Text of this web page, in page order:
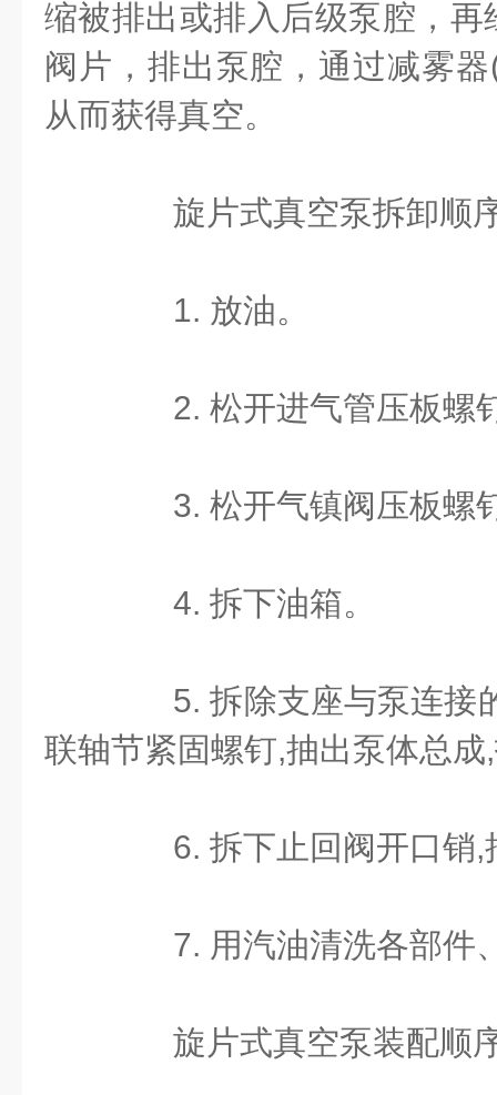
缩被排出或排入后级泵腔，
阀片，排出泵腔，通过减雾
从而获得真空。
旋片式真空泵拆卸顺
1. 放油。
2. 松开进气管压板螺
3. 松开气镇阀压板螺
4. 拆下油箱。
5. 拆除支座与泵连接
联轴节紧固螺钉,抽出泵体总
6. 拆下止回阀开口销,
7. 用汽油清洗各部件
旋片式真空泵装配顺